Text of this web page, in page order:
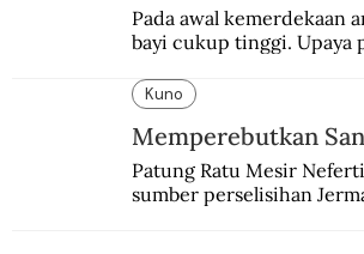
Pada awal kemerdekaan
bayi cukup tinggi. Upaya
Kuno
Memperebutkan
Patung Ratu Mesir
sumber perselisihan